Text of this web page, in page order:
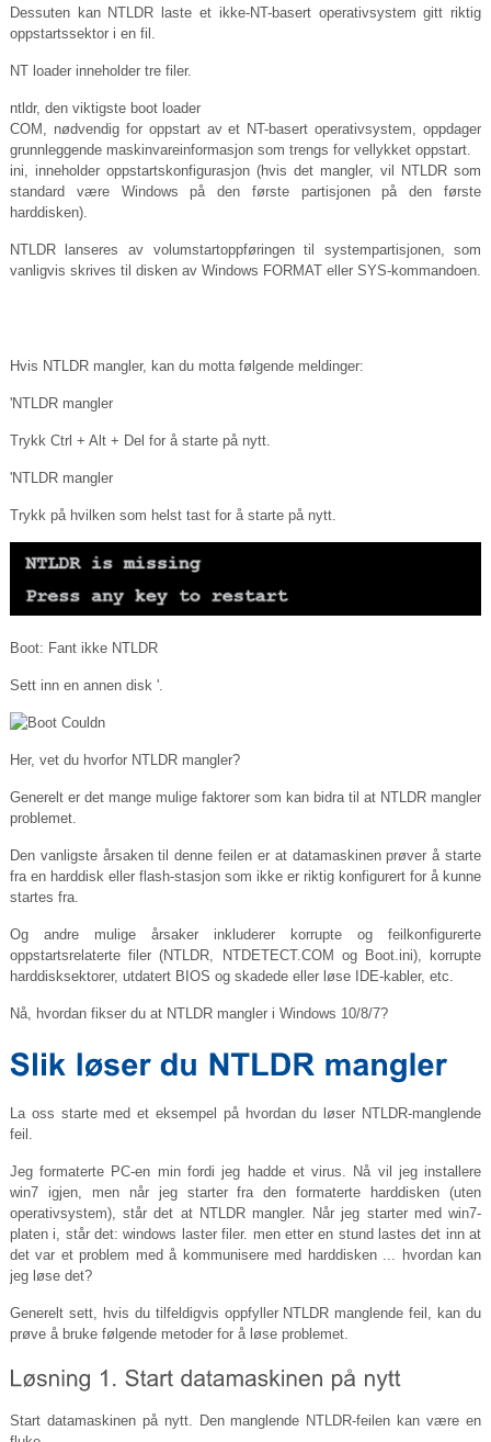
Dessuten kan NTLDR laste et ikke-NT-basert operativsystem gitt riktig
oppstartssektor i en fil.
NT loader inneholder tre filer.
ntldr, den viktigste boot loader
COM, nødvendig for oppstart av et NT-basert operativsystem, oppdager
grunnleggende maskinvareinformasjon som trengs for vellykket oppstart.
ini, inneholder oppstartskonfigurasjon (hvis det mangler, vil NTLDR som
standard være Windows på den første partisjonen på den første
harddisken).
NTLDR lanseres av volumstartoppføringen til systempartisjonen, som
vanligvis skrives til disken av Windows FORMAT eller SYS-kommandoen.
Hvis NTLDR mangler, kan du motta følgende meldinger:
'NTLDR mangler
Trykk Ctrl + Alt + Del for å starte på nytt.
'NTLDR mangler
Trykk på hvilken som helst tast for å starte på nytt.
Boot: Fant ikke NTLDR
Sett inn en annen disk '.
Her, vet du hvorfor NTLDR mangler?
Generelt er det mange mulige faktorer som kan bidra til at NTLDR mangler
problemet.
Den vanligste årsaken til denne feilen er at datamaskinen prøver å starte
fra en harddisk eller flash-stasjon som ikke er riktig konfigurert for å kunne
startes fra.
Og andre mulige årsaker inkluderer korrupte og feilkonfigurerte
oppstartsrelaterte filer (NTLDR,
NTDETECT.COM og Boot.ini), korrupte
harddisksektorer, utdatert BIOS og skadede eller løse IDE-kabler, etc.
Nå, hvordan fikser du at NTLDR mangler i Windows 10/8/7?
La oss starte med et eksempel på hvordan du løser NTLDR-manglende
feil.
Jeg formaterte PC-en min fordi jeg hadde et virus. Nå vil jeg installere
win7 igjen, men når jeg starter fra den formaterte harddisken (uten
operativsystem), står det at NTLDR mangler. Når jeg starter med win7-
platen i, står det: windows laster filer. men etter en stund lastes det inn at
det var et problem med å kommunisere med harddisken ... hvordan kan
jeg løse det?
Generelt sett, hvis du tilfeldigvis oppfyller NTLDR manglende feil, kan du
prøve å bruke følgende metoder for å løse problemet.
Start datamaskinen på nytt. Den manglende NTLDR-feilen kan være en